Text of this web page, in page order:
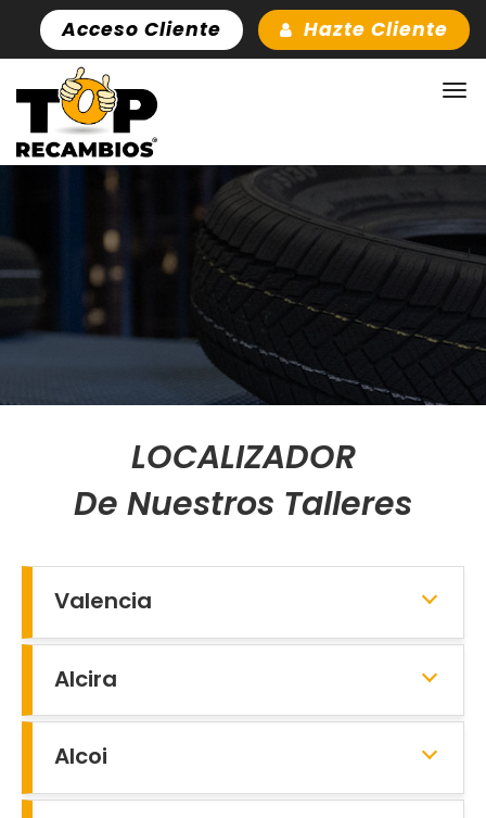
Acceso Cliente Hazte Cliente
LOCALIZADOR
De Nuestros Talleres
Valencia
Alcira
Alcoi